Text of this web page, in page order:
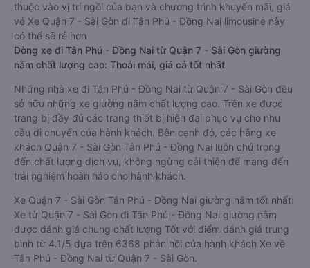
thuộc vào vị trí ngồi của bạn và chương trình khuyến mãi, giá
vé Xe Quận 7 - Sài Gòn đi Tân Phú - Đồng Nai limousine này
có thể sẽ rẻ hơn
Dòng xe đi Tân Phú - Đồng Nai từ Quận 7 - Sài Gòn giường
nằm chất lượng cao: Thoải mái, giá cả tốt nhất
Những nhà xe đi Tân Phú - Đồng Nai từ Quận 7 - Sài Gòn đều
sở hữu những xe giường nằm chất lượng cao. Trên xe được
trang bị đầy đủ các trang thiết bị hiện đại phục vụ cho nhu
cầu di chuyển của hành khách. Bên cạnh đó, các hãng xe
khách Quận 7 - Sài Gòn Tân Phú - Đồng Nai luôn chú trọng
đến chất lượng dịch vụ, không ngừng cải thiện để mang đến
trải nghiệm hoàn hảo cho hành khách.
Xe Quận 7 - Sài Gòn Tân Phú - Đồng Nai giường nằm tốt nhất:
Xe từ Quận 7 - Sài Gòn đi Tân Phú - Đồng Nai giường nằm
được đánh giá chung chất lượng Tốt với điểm đánh giá trung
bình từ 4.1/5 dựa trên 6368 phản hồi của hành khách Xe về
Tân Phú - Đồng Nai từ Quận 7 - Sài Gòn.